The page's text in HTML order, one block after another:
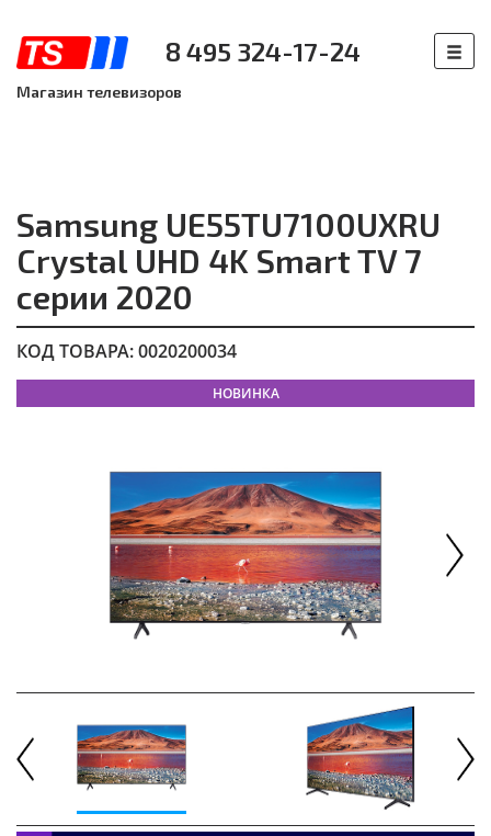
8 495 324-17-24
Магазин телевизоров
Samsung UE55TU7100UXRU
Crystal UHD 4K Smart TV 7
серии 2020
КОД ТОВАРА: 0020200034
НОВИНКА